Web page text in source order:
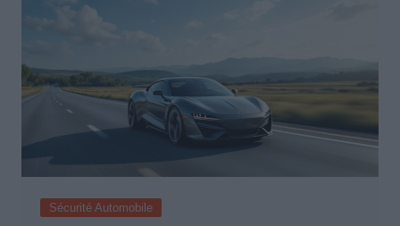
Sécurité Automobile